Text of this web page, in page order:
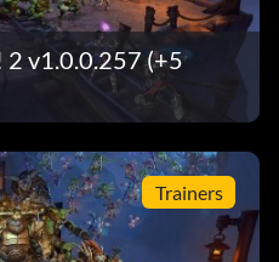
2 v1.0.0.257 (+5
Trainers